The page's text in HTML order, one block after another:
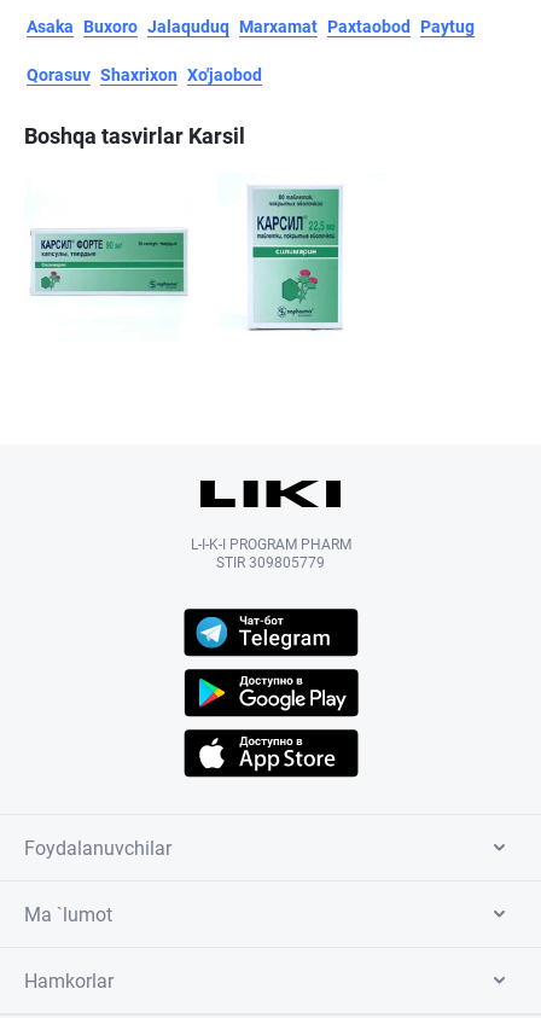
Asaka Buxoro Jalaquduq Marxamat Paxtaobod Paytug
Qorasuv Shaxrixon Xo'jaobod
Boshqa tasvirlar Karsil
L-I-K-I PROGRAM PHARM
STIR 309805779
Foydalanuvchilar
Ma `lumot
Hamkorlar